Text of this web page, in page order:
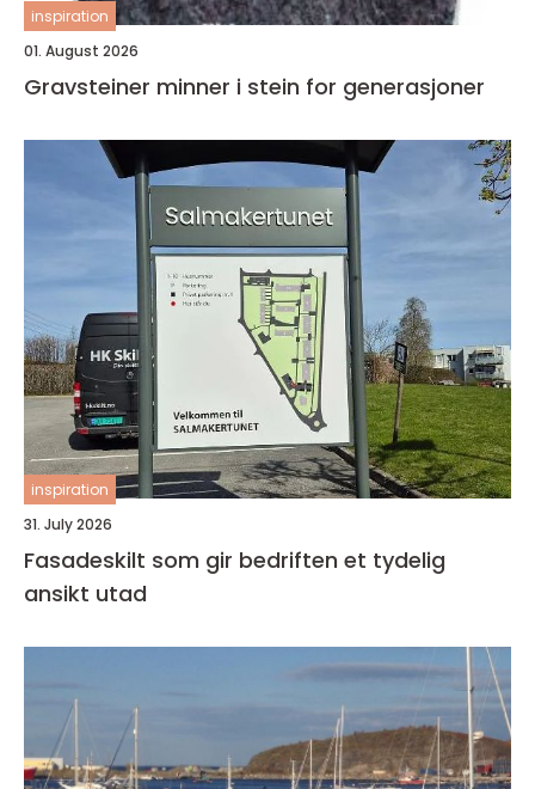
inspiration
01. August 2026
Gravsteiner minner i stein for generasjoner
inspiration
31. July 2026
Fasadeskilt som gir bedriften et tydelig
ansikt utad